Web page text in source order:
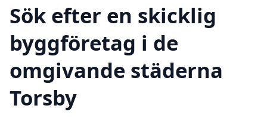
Sök efter en skicklig
byggföretag i de
omgivande städerna
Torsby